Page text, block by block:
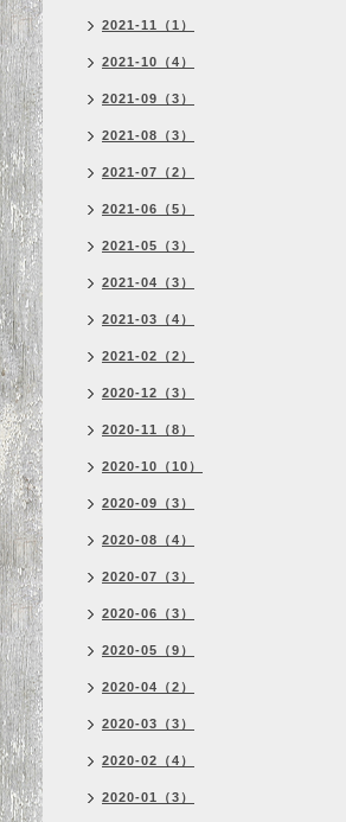
2021-11（1）
2021-10（4）
2021-09（3）
2021-08（3）
2021-07（2）
2021-06（5）
2021-05（3）
2021-04（3）
2021-03（4）
2021-02（2）
2020-12（3）
2020-11（8）
2020-10（10）
2020-09（3）
2020-08（4）
2020-07（3）
2020-06（3）
2020-05（9）
2020-04（2）
2020-03（3）
2020-02（4）
2020-01（3）